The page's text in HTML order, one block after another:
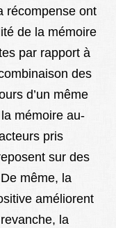
récompense ont
de la mémoire
par rapport à
des
d’un même
mémoire au-
pris
sur des
même, la
améliorent
la